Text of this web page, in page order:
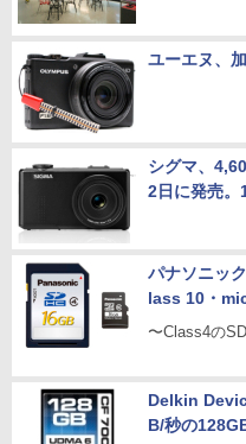
ユーエヌ、
シグマ、
2日に発売。
パナソニッ
lass 10・
〜Class4の
Delkin
B/秒の